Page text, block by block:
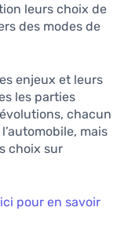
leurs choix de
des modes de
enjeux et leurs
les parties
chacun
mais
choix sur
pour en savoir